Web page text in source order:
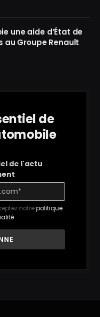
une aide d’État de
au Groupe Renault
de
de l'actu
notrepolitique
.